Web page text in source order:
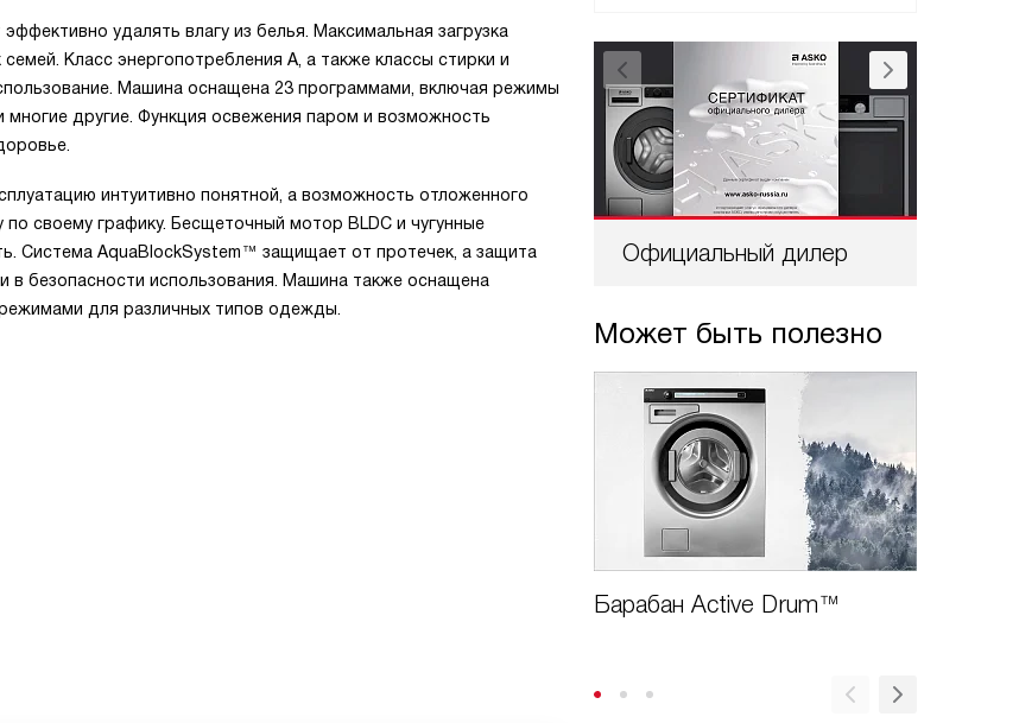
Официальный дилер
Может быть полезно
Барабан Active Drum™
удалять влагу из белья. Максимальная загрузка
Класс энергопотребления A, а также классы стирки и
Машина оснащена 23 программами, включая режимы
многие другие. Функция освежения паром и возможность
интуитивно понятной, а возможность отложенного
своему графику. Бесщеточный мотор BLDC и чугунные
Система AquaBlockSystem™ защищает от протечек, а защита
в безопасности использования. Машина также оснащена
для различных типов одежды.